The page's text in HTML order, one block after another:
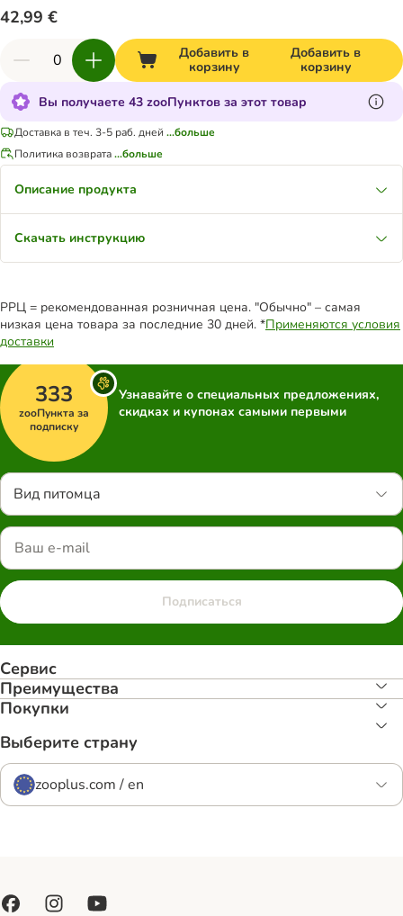
42,99 €
Добавить в
корзину
Добавить в
корзину
Вы получаете 43 zooПунктов за этот товар
Доставка в теч. 3-5 раб. дней ...больше
Политика возврата...больше
Описание продукта
Скачать инструкцию
РРЦ = рекомендованная розничная цена. "Обычно" – самая
низкая цена товара за последние 30 дней. *Применяются условия
доставки
333
zooПункта за
подписку
Узнавайте о специальных предложениях,
скидках и купонах самыми первыми
Вид питомца
Подписаться
Сервис
Преимуществa
Покупки
Выберите страну
zooplus.com / en